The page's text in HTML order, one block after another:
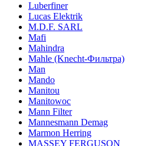
Luberfiner
Lucas Elektrik
M.D.F. SARL
Mafi
Mahindra
Mahle (Knecht-Фильтра)
Man
Mando
Manitou
Manitowoc
Mann Filter
Mannesmann Demag
Marmon Herring
MASSEY FERGUSON